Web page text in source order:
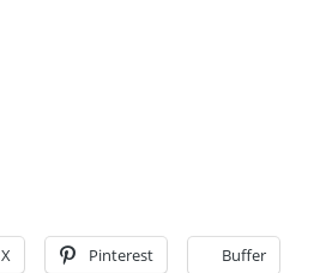
X Pinterest Buffer